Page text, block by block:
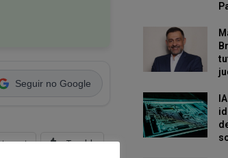
Seguir no Google
Tumblr